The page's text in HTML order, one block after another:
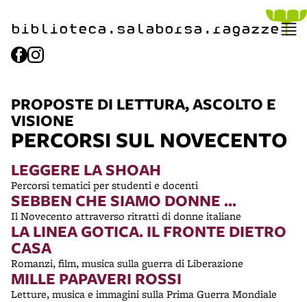
biblioteca.​salaborsa.ragazze
PROPOSTE DI LETTURA, ASCOLTO E
VISIONE
PERCORSI SUL NOVECENTO
LEGGERE LA SHOAH
Percorsi tematici per studenti e docenti
SEBBEN CHE SIAMO DONNE ...
Il Novecento attraverso ritratti di donne italiane
LA LINEA GOTICA. IL FRONTE DIETRO
CASA
Romanzi, film, musica sulla guerra di Liberazione
MILLE PAPAVERI ROSSI
Letture, musica e immagini sulla Prima Guerra Mondiale